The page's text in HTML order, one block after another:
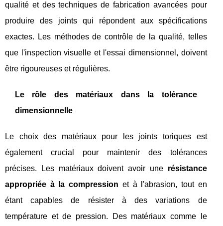
qualité et des techniques de fabrication avancées pour
produire des joints qui répondent aux spécifications
exactes. Les méthodes de contrôle de la qualité, telles
que l'inspection visuelle et l'essai dimensionnel, doivent
être rigoureuses et régulières.
Le rôle des matériaux dans la tolérance
dimensionnelle
Le choix des matériaux pour les joints toriques est
également crucial pour maintenir des tolérances
précises. Les matériaux doivent avoir une résistance
appropriée à la compression et à l'abrasion, tout en
étant capables de résister à des variations de
température et de pression. Des matériaux comme le